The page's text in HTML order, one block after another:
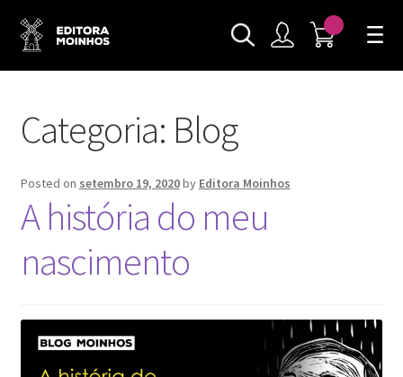
Categoria: Blog
Posted on setembro 19, 2020by Editora Moinhos
A história do meu
nascimento